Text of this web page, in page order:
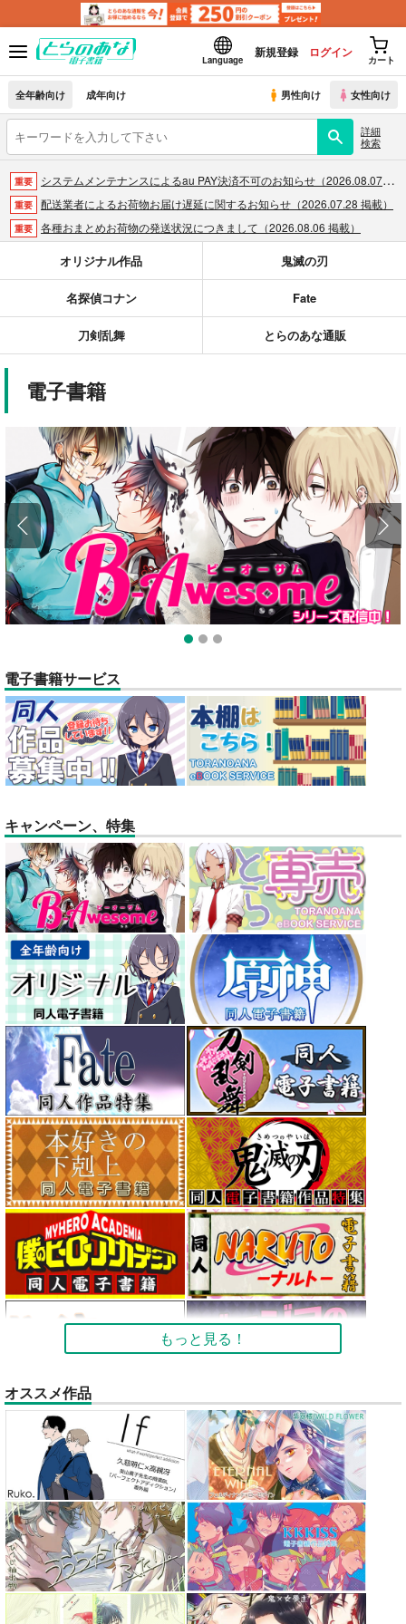
Language
新規登録 ログイン
カート
全年齢向け 成年向け 男性向け 女性向け
詳細
検索
重要 システムメンテナンスによるau PAY決済不可のお知らせ（2026.08.07 掲載）
重要 配送業者によるお荷物お届け遅延に関するお知らせ（2026.07.28 掲載）
重要 各種おまとめお荷物の発送状況につきまして（2026.08.06 掲載）
おまとめサイクル「定期便(月2)」一般会員様の利用再開のお知らせ（2026.02.05 掲載）
重要 「とらのあな×駿河屋日本橋乙女同人誌館」通販店頭受取サービス開始のお知らせ（2026.01.05 更新｜2025.12.30 掲載）
【2025/12/1より】「通販ポイント⇒とらコイン変換キャンペーン」終了のお知らせ（2025.11.21 掲載）
重要 ポイント付与・管理体制改定のお知らせ（2024.11.20 掲載）
オリジナル作品 鬼滅の刃
名探偵コナン Fate
刀剣乱舞 とらのあな通販
電子書籍
1 2 3
電子書籍サービス
キャンペーン、特集
もっと見る！
オススメ作品